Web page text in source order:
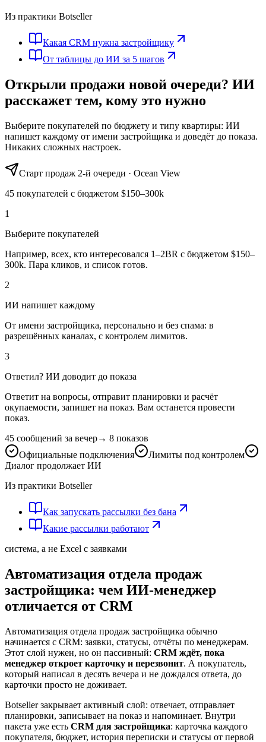
Из практики Botseller
Какая CRM нужна застройщику
От таблицы до ИИ за 5 шагов
Открыли продажи новой очереди? ИИ
расскажет тем, кому это нужно
Выберите покупателей по бюджету и типу квартиры: ИИ
напишет каждому от имени застройщика и доведёт до показа.
Никаких сложных настроек.
Старт продаж 2-й очереди · Ocean View
45 покупателей с бюджетом $150–300k
1
Выберите покупателей
Например, всех, кто интересовался 1–2BR с бюджетом $150–
300k. Пара кликов, и список готов.
2
ИИ напишет каждому
От имени застройщика, персонально и без спама: в
разрешённых каналах, с контролем лимитов.
3
Ответил? ИИ доводит до показа
Ответит на вопросы, отправит планировки и расчёт
окупаемости, запишет на показ. Вам останется провести
показ.
45 сообщений за вечер→ 8 показов
Официальные подключения
Лимиты под контролем
Диалог продолжает ИИ
Из практики Botseller
Как запускать рассылки без бана
Какие рассылки работают
система, а не Excel с заявками
Автоматизация отдела продаж
застройщика: чем ИИ-менеджер
отличается от CRM
Автоматизация отдела продаж застройщика обычно
начинается с CRM: заявки, статусы, отчёты по менеджерам.
Этот слой нужен, но он пассивный: CRM ждёт, пока
менеджер откроет карточку и перезвонит. А покупатель,
который написал в десять вечера и не дождался ответа, до
карточки просто не доживает.
Botseller закрывает активный слой: отвечает, отправляет
планировки, записывает на показ и напоминает. Внутри
пакета уже есть CRM для застройщика: карточка каждого
покупателя, бюджет, история переписки и статусы от первой